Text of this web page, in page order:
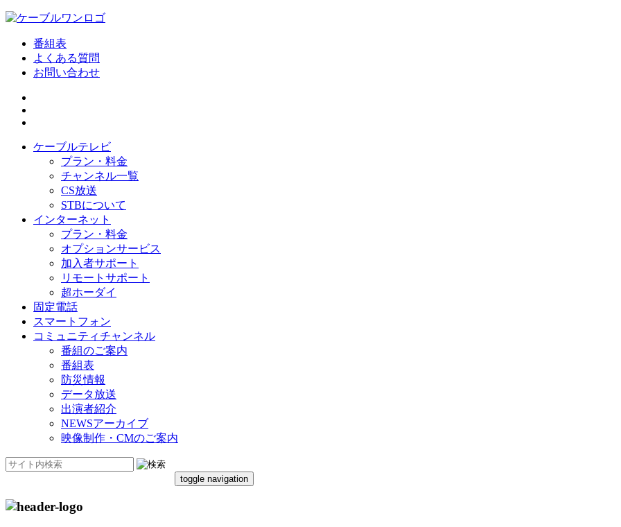
番組表
よくある質問
お問い合わせ
ケーブルテレビ
プラン・料金
チャンネル一覧
CS放送
STBについて
インターネット
プラン・料金
オプションサービス
加入者サポート
リモートサポート
超ホーダイ
固定電話
スマートフォン
コミュニティチャンネル
番組のご案内
番組表
防災情報
データ放送
出演者紹介
NEWSアーカイブ
映像制作・CMのご案内
toggle navigation